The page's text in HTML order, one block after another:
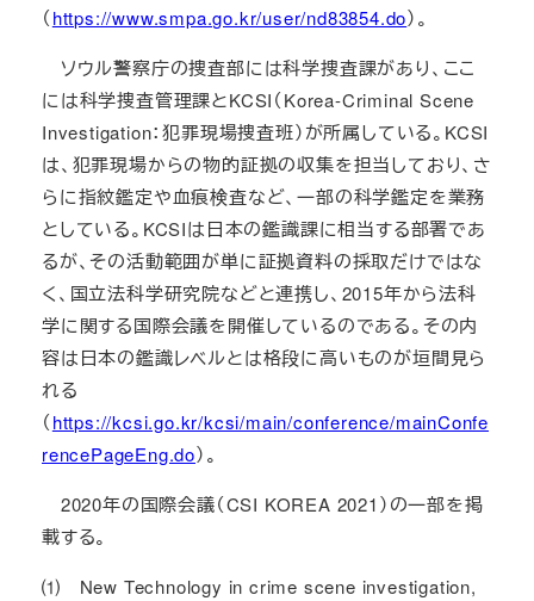
（https://www.smpa.go.kr/user/nd83854.do）。
ソウル警察庁の捜査部には科学捜査課があり、ここ
には科学捜査管理課とKCSI（Korea-Criminal Scene
Investigation：犯罪現場捜査班）が所属している。KCSI
は、犯罪現場からの物的証拠の収集を担当しており、さ
らに指紋鑑定や血痕検査など、一部の科学鑑定を業務
としている。KCSIは日本の鑑識課に相当する部署であ
るが、その活動範囲が単に証拠資料の採取だけではな
く、国立法科学研究院などと連携し、2015年から法科
学に関する国際会議を開催しているのである。その内
容は日本の鑑識レベルとは格段に高いものが垣間見ら
れる
（https://kcsi.go.kr/kcsi/main/conference/mainConfe
rencePageEng.do）。
2020年の国際会議（CSI KOREA 2021）の一部を掲
載する。
⑴ New Technology in crime scene investigation,